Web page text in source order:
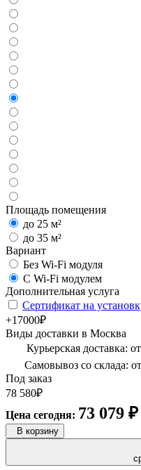
Площадь помещения
до 25 м²
до 35 м²
Вариант
Без Wi-Fi модуля
С Wi-Fi модулем
Дополнительная услуга
Сертификат на
+17000₽
Виды доставки в Москва
Курьерская доставка:
Самовывоз со склада:
Под заказ
78 580₽
Цена сегодня: 73 079 ₽
В корзину